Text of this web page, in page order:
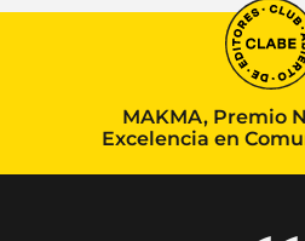
MAKMA, Premio
Excelencia en